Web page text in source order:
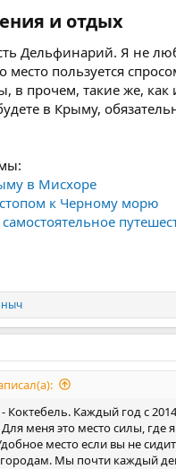
и отдых​
Дельфинарий. Я не
место пользуется
в прочем, такие же,
в Крыму,
в Мисхоре
к Черному морю
Коктебель. Каждый год с
меня это место силы, где
место если вы не
Мы почти каждый